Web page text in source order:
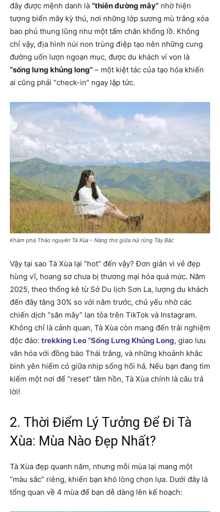
đây được mệnh danh là “thiên đường mây” nhờ hiện
tượng biển mây kỳ thú, nơi những lớp sương mù trắng xóa
bao phủ thung lũng như một tấm chăn khổng lồ. Không
chỉ vậy, địa hình núi non trùng điệp tạo nên những cung
đường uốn lượn ngoạn mục, được du khách ví von là
“sống lưng khủng long” – một kiệt tác của tạo hóa khiến
ai cũng phải “check-in” ngay lập tức.
Khám phá Thảo nguyên Tà Xùa – Nàng thơ giữa núi rừng Tây Bắc
Vậy tại sao Tà Xùa lại “hot” đến vậy? Đơn giản vì vẻ đẹp
hùng vĩ, hoang sơ chưa bị thương mại hóa quá mức. Năm
2025, theo thống kê từ Sở Du lịch Sơn La, lượng du khách
đến đây tăng 30% so với năm trước, chủ yếu nhờ các
chiến dịch “săn mây” lan tỏa trên TikTok và Instagram.
Không chỉ là cảnh quan, Tà Xùa còn mang đến trải nghiệm
độc đáo: trekking Leo “Sống Lưng Khủng Long, giao lưu
văn hóa với đồng bào Thái trắng, và những khoảnh khắc
bình yên hiếm có giữa nhịp sống hối hả. Nếu bạn đang tìm
kiếm một nơi để “reset” tâm hồn, Tà Xùa chính là câu trả
lời!
2. Thời Điểm Lý Tưởng Để Đi Tà
Xùa: Mùa Nào Đẹp Nhất?
Tà Xùa đẹp quanh năm, nhưng mỗi mùa lại mang một
“màu sắc” riêng, khiến bạn khó lòng chọn lựa. Dưới đây là
tổng quan về 4 mùa để bạn dễ dàng lên kế hoạch: